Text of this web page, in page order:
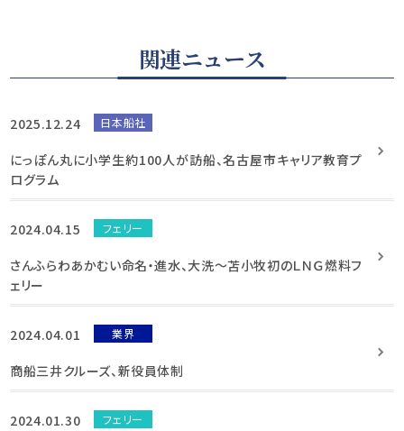
関連ニュース
2025.12.24 日本船社
にっぽん丸に小学生約100人が訪船、名古屋市キャリア教育プ
ログラム
2024.04.15 フェリー
さんふらわあかむい命名・進水、大洗～苫小牧初のＬＮＧ燃料フ
ェリー
2024.04.01 業界
商船三井クルーズ、新役員体制
2024.01.30 フェリー